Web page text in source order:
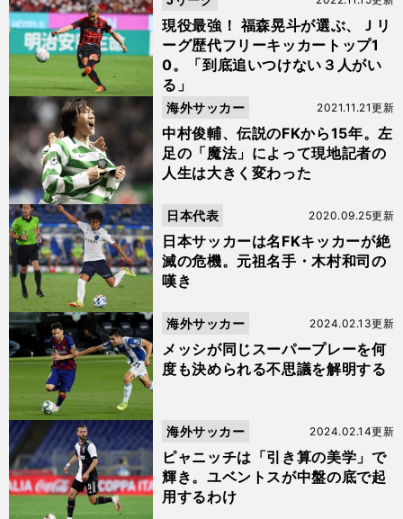
現役最強！ 福森晃斗が選ぶ、Ｊリ
ーグ歴代フリーキッカートップ1
0。「到底追いつけない３人がい
る」
中村俊輔、伝説のFKから15年。左
足の「魔法」によって現地記者の
人生は大きく変わった
2021.11.21更新
海外サッカー
日本サッカーは名FKキッカーが絶
滅の危機。元祖名手・木村和司の
嘆き
2020.09.25更新
日本代表
メッシが同じスーパープレーを何
度も決められる不思議を解明する
2024.02.13更新
海外サッカー
ピャニッチは「引き算の美学」で
輝き。ユベントスが中盤の底で起
用するわけ
2024.02.14更新
海外サッカー